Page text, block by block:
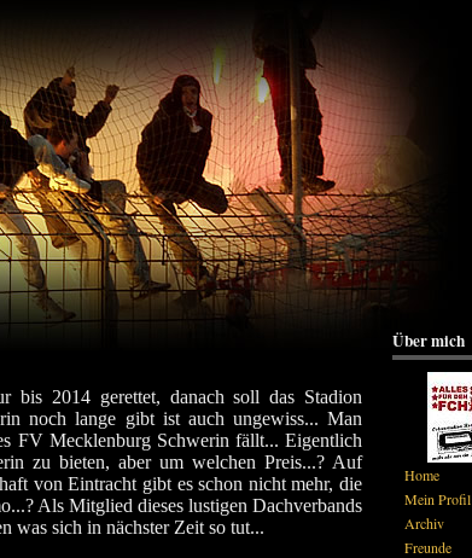
bis 2014 gerettet, danach soll das Stadion
noch lange gibt ist auch ungewiss... Man
FV Mecklenburg Schwerin fällt... Eigentlich
zu bieten, aber um welchen Preis...? Auf
von Eintracht gibt es schon nicht mehr, die
Als Mitglied dieses lustigen Dachverbands
was sich in nächster Zeit so tut...
Über mich
Home
Mein Profil
Archiv
Freunde